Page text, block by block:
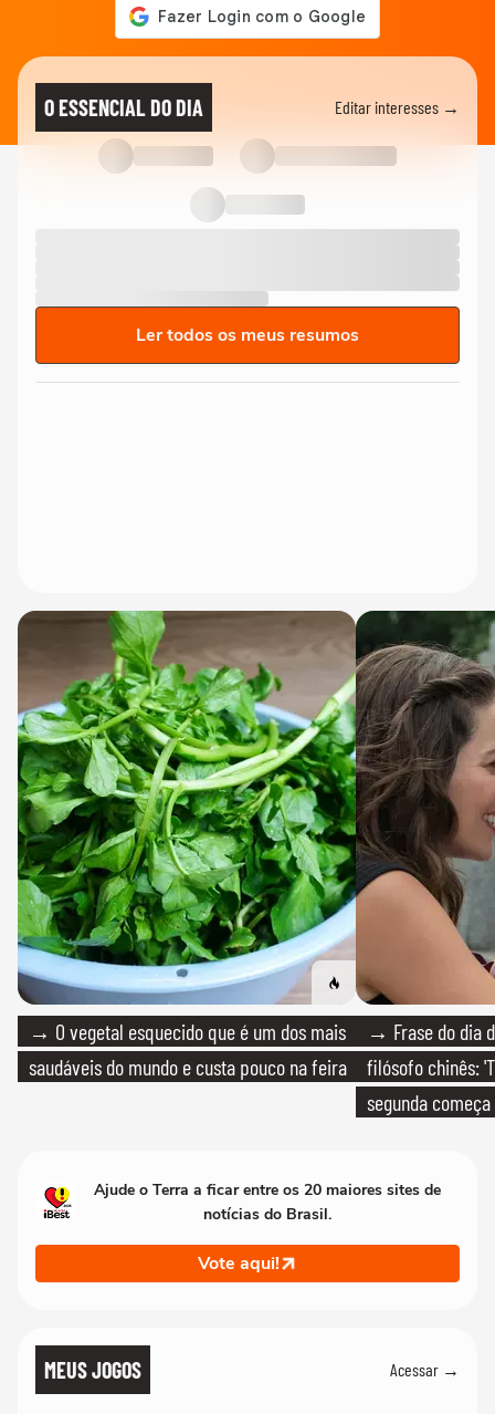
O ESSENCIAL DO DIA Editar interesses →
Ler todos os meus resumos
→ O vegetal esquecido que é um dos mais
saudáveis do mundo e custa pouco na feira
→ Frase do dia
filósofo chinês:
segunda
Ajude o Terra a ficar entre os 20 maiores sites de
notícias do Brasil.
Vote aqui!
MEUS JOGOS Acessar →